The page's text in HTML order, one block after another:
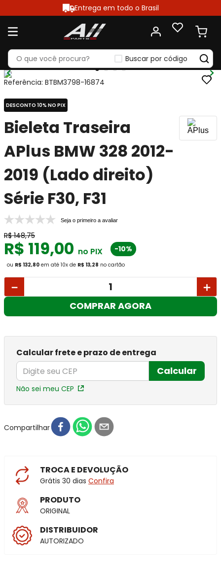
Entrega em todo o Brasil
Buscar por código
Referência: BTBM3798-16874
DESCONTO 10% NO PIX
Bieleta Traseira
APlus BMW 328 2012-
2019 (Lado direito)
Série F30, F31
Seja o primeiro a avaliar
R$ 148,75
R$ 119,00 no PIX -10%
ou R$ 132,80 em até 10x de R$ 13,28 no cartão
＋
－
COMPRAR AGORA
Calcular frete e prazo de entrega
Calcular
Não sei meu CEP
Compartilhar
TROCA E DEVOLUÇÃO
Grátis 30 dias Confira
PRODUTO
ORIGINAL
DISTRIBUIDOR
AUTORIZADO